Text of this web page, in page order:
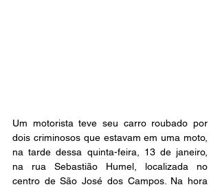
Um motorista teve seu carro roubado por
dois criminosos que estavam em uma moto,
na tarde dessa quinta-feira, 13 de janeiro,
na rua Sebastião Humel, localizada no
centro de São José dos Campos. Na hora